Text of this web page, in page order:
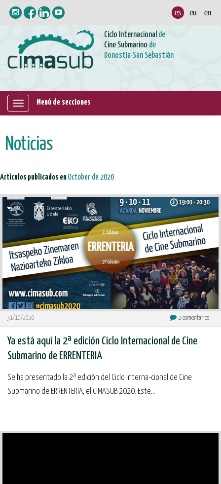
Ciclo Internacional de
Cine Submarino de
Donostia-San Sebastián
Mostrar/ocultar
Menú de secciones
Noticias
Artículos publicados en October de 2020
31/10/2020 2 comentarios
Ya está aquí la 2ª edición Ciclo Internacional de Cine
Submarino de ERRENTERIA
Se ha presentado la 2ª edición del Ciclo Interna-cional de Cine
Submarino de ERRENTERIA, el CIMASUB 2020. Este...